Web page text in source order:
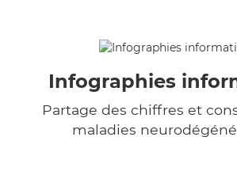
Infographies
Partage des chiffres et
maladies